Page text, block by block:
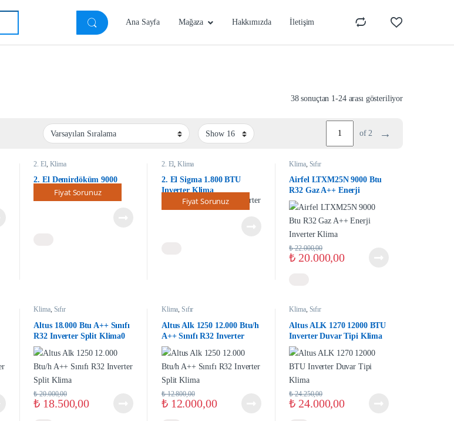
Ana Sayfa
Mağaza Hakkımızda İletişim
38 sonuçtan 1-24 arası gösteriliyor
of 2 →
2. El Klima
2. El Demirdöküm 9000
BTU Klima Sorunsuz
Fiyat Sorunuz
2. El ,Klima
2. El Sigma 1.800 BTU
Inverter Klima
Fiyat Sorunuz
Klima, Sıfır
Airfel LTXM25N 9000 Btu
R32 Gaz A++ Enerji
Inverter Klima
₺ 20.000,00
₺22.000,00
Klima, Sıfır
Altus 18.000 Btu A++ Sınıfı
R32 Inverter Split Klima0
₺ 18.500,00
₺20.000,00
Klima,Sıfır
Altus Alk 1250 12.000 Btu/h
A++ Sınıfı R32 Inverter
Split Klima
₺12.000,00
₺12.800,00
Klima, Sıfır
Altus ALK 1270 12000 BTU
Inverter Duvar Tipi Klima
₺ 24.000,00
₺24.250,00